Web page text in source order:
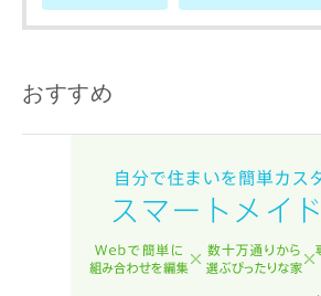
おすすめ